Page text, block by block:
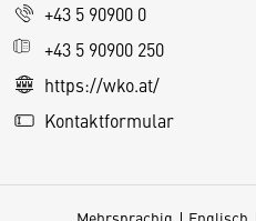
+43 5 90900 0
+43 5 90900 250
https://wko.at/
Kontaktformular
s
e
S
e